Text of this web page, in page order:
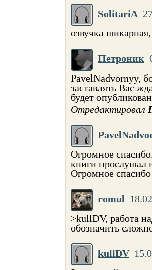
SolitariA
озвучка
Петроник
PavelNadvornyy,
заставлять Вас
будет
Отредактировал
Огромное
книги прослушал
Огромное
romul
>kullDV, работа
обозначить
kullDV